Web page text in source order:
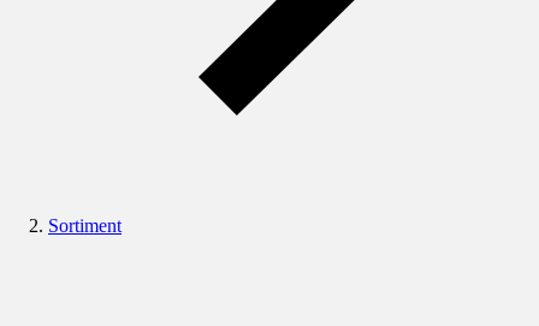
Sortiment